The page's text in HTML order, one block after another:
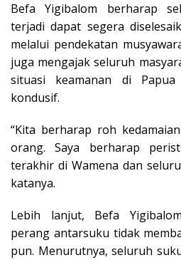
Befa Yigibalom berharap
terjadi dapat segera
melalui pendekatan
juga mengajak seluruh
situasi keamanan di Papua
kondusif.
“Kita berharap roh
orang. Saya berharap
terakhir di Wamena dan
katanya.
Lebih lanjut, Befa
perang antarsuku tidak
pun. Menurutnya, seluruh